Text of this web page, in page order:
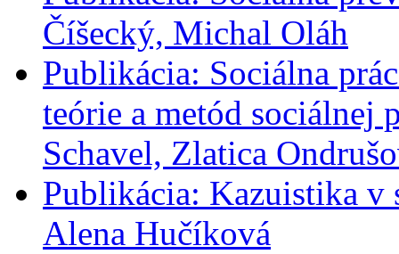
Číšecký, Michal Oláh
Publikácia: Sociálna
teórie a metód sociálnej
Schavel, Zlatica
Publikácia: Kazuistika v
Alena Hučíková